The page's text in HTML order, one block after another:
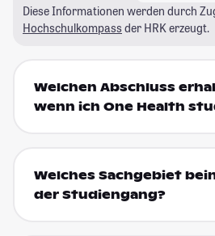
Diese Informationen werden durch
Hochschulkompass der HRK erzeugt.
Welchen Abschluss
wenn ich One Health
Welches Sachgebiet
der Studiengang?